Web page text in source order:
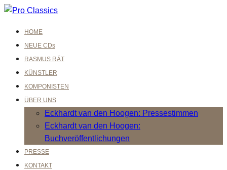
HOME
NEUE CDs
RASMUS RÄT
KÜNSTLER
KOMPONISTEN
ÜBER UNS
Eckhardt van den Hoogen: Pressestimmen
Eckhardt van den Hoogen:
Buchveröffentlichungen
PRESSE
KONTAKT